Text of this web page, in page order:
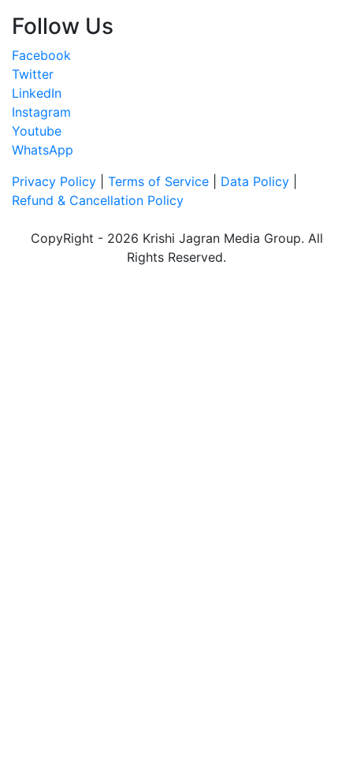
Follow Us
Facebook
Twitter
LinkedIn
Instagram
Youtube
WhatsApp
Privacy Policy
Terms of Service Data Policy
Refund & Cancellation Policy
CopyRight - 2026 Krishi Jagran Media Group. All
Rights Reserved.